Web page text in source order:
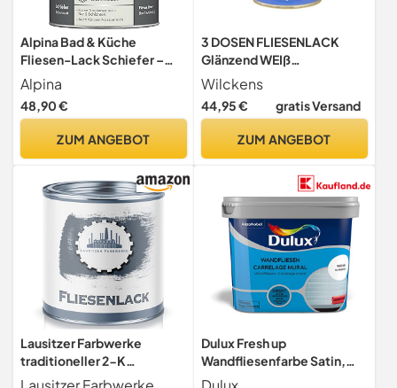
Alpina Bad & Küche
Fliesen-Lack Schiefer –
seidenmatter Fliesenlack
für Wandfliesen im
Innenbereich,
streichfertig, ideal für
0,75 L
Alpina
48,90 €
ZUM ANGEBOT
3 DOSEN FLIESENLACK
Glänzend WEIß
Fliesenfarbe 3x750ml Lack
Wilckens
44,95 € gratis Versand
ZUM ANGEBOT
Lausitzer Farbwerke
traditioneller 2-K
Fliesenlack für Fliesen inkl.
Dulux Fresh up
Wandfliesenfarbe Satin,
Frische Farbe für Ihr Bad,